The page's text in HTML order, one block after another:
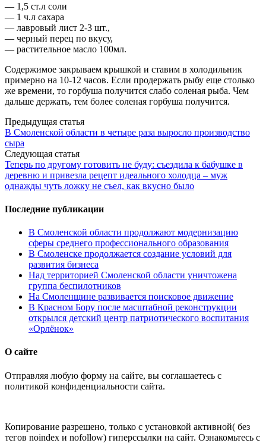
— 1,5 ст.л соли
— 1 ч.л сахара
— лавровый лист 2-3 шт.,
— черный перец по вкусу,
— растительное масло 100мл.
Содержимое закрываем крышкой и ставим в холодильник
примерно на 10-12 часов. Если продержать рыбу еще столько
же времени, то горбуша получится слабо соленая рыба. Чем
дальше держать, тем более соленая горбуша получится.
Post
navigation
Предыдущая статья
В Смоленской области в четыре раза выросло производство
сыра
Следующая статья
Теперь по другому готовить не буду: съездила к бабушке в
деревню и привезла рецепт идеального холодца – муж
однажды чуть ложку не съел, как вкусно было
Последние публикации
В Смоленской области продолжают модернизацию
сферы среднего профессионального образования
В Смоленске продолжается создание условий для
развития бизнеса
Над территорией Смоленской области уничтожена
группа беспилотников
На Смоленщине развивается поисковое движение
В Красном Бору после масштабной реконструкции
открылся детский центр патриотического воспитания
«Орлёнок»
О сайте
Отправляя любую форму на сайте, вы соглашаетесь с
политикой конфиденциальности сайта.
Копирование разрешено, только с установкой активной( без
тегов noindex и nofollow) гиперссылки на сайт. Ознакомьтесь с